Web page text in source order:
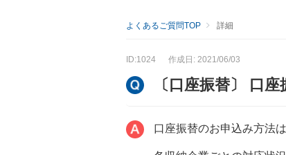
よくあるご質問TOP 詳細
ID:1024 作成日: 2021/06/03
〔口座振替〕 口
口座振替のお申込み方法